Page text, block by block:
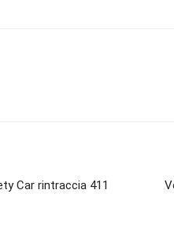
Car rintraccia 411